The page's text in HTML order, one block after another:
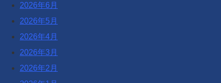
2026年6月
2026年5月
2026年4月
2026年3月
2026年2月